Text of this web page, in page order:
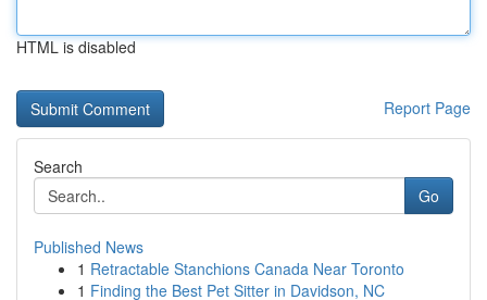
HTML is disabled
Report Page
Search
Go
Published News
1 Retractable Stanchions Canada Near Toronto
1 Finding the Best Pet Sitter in Davidson, NC